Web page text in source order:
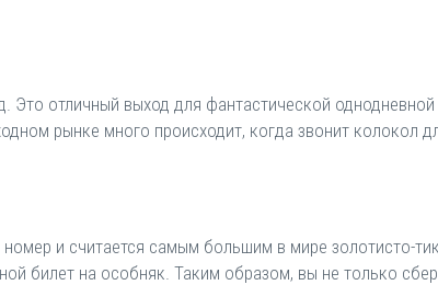
Это отличный выход для фантастической однодневной
рынке много происходит, когда звонит колокол
и считается самым большим в мире золотисто-
билет на особняк. Таким образом, вы не только